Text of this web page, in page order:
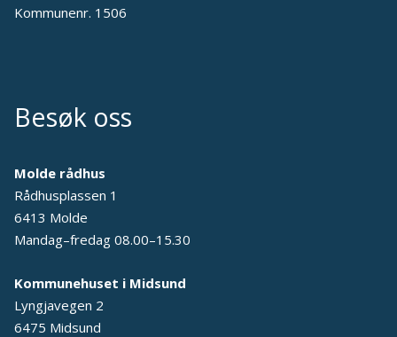
Kommunenr. 1506
Besøk oss
Molde rådhus
Rådhusplassen 1
6413 Molde
Mandag–fredag 08.00–15.30
Kommunehuset i Midsund
Lyngjavegen 2
6475 Midsund